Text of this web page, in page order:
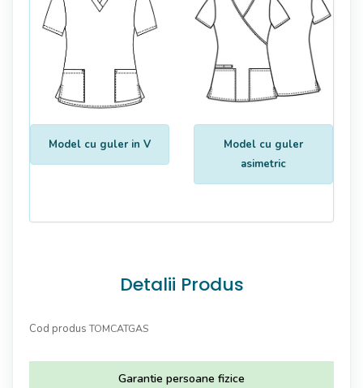
Model cu guler in V
Model cu guler
asimetric
Detalii Produs
Cod produs TOMCATGAS
Garantie persoane fizice